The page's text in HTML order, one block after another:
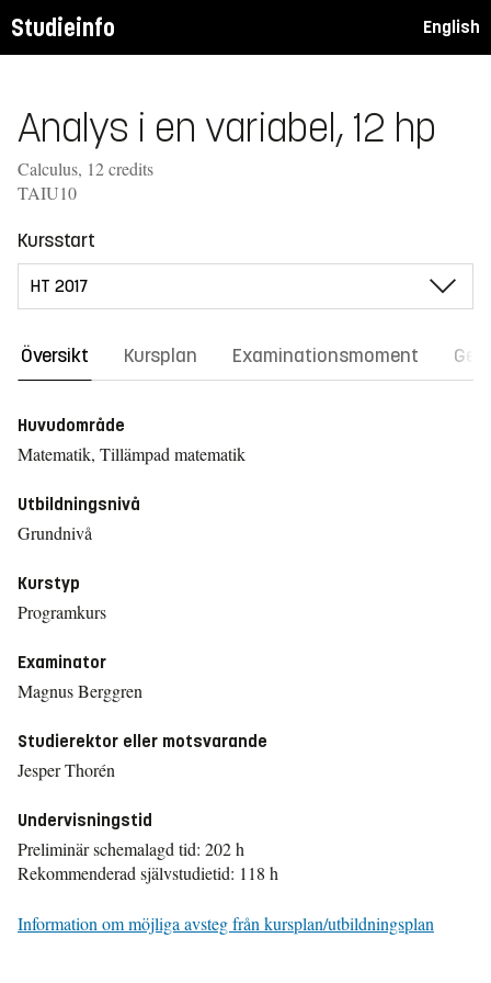
Studieinfo English
Analys i en variabel, 12 hp
Calculus, 12 credits
TAIU10
Kursstart
Översikt Kursplan Examinationsmoment
Huvudområde
Matematik, Tillämpad matematik
Utbildningsnivå
Grundnivå
Kurstyp
Programkurs
Examinator
Magnus Berggren
Studierektor eller motsvarande
Jesper Thorén
Undervisningstid
Preliminär schemalagd tid: 202 h
Rekommenderad självstudietid: 118 h
Information om möjliga avsteg från kursplan/utbildningsplan